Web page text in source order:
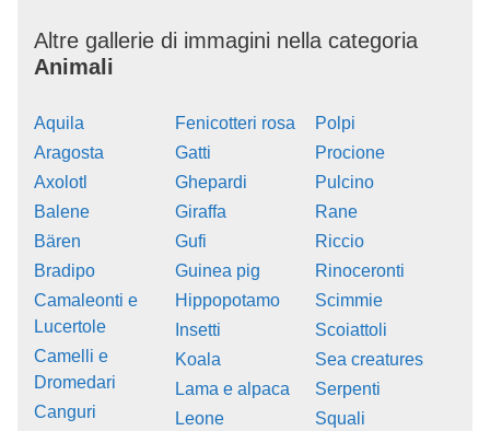
Altre gallerie di immagini nella categoria
Animali
Aquila
Aragosta
Axolotl
Balene
Bären
Bradipo
Camaleonti e
Lucertole
Camelli e
Dromedari
Canguri
Fenicotteri rosa
Gatti
Ghepardi
Giraffa
Gufi
Guinea pig
Hippopotamo
Insetti
Koala
Lama e alpaca
Leone
Polpi
Procione
Pulcino
Rane
Riccio
Rinoceronti
Scimmie
Scoiattoli
Sea creatures
Serpenti
Squali